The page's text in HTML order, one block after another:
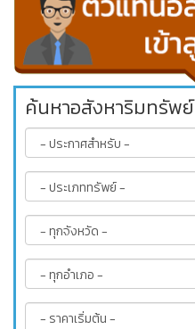
ค้นหาอสังหาริมทรัพย์